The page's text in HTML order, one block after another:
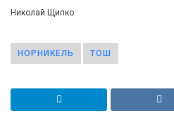
Николай Щипко
НОРНИКЕЛЬ ТОШ